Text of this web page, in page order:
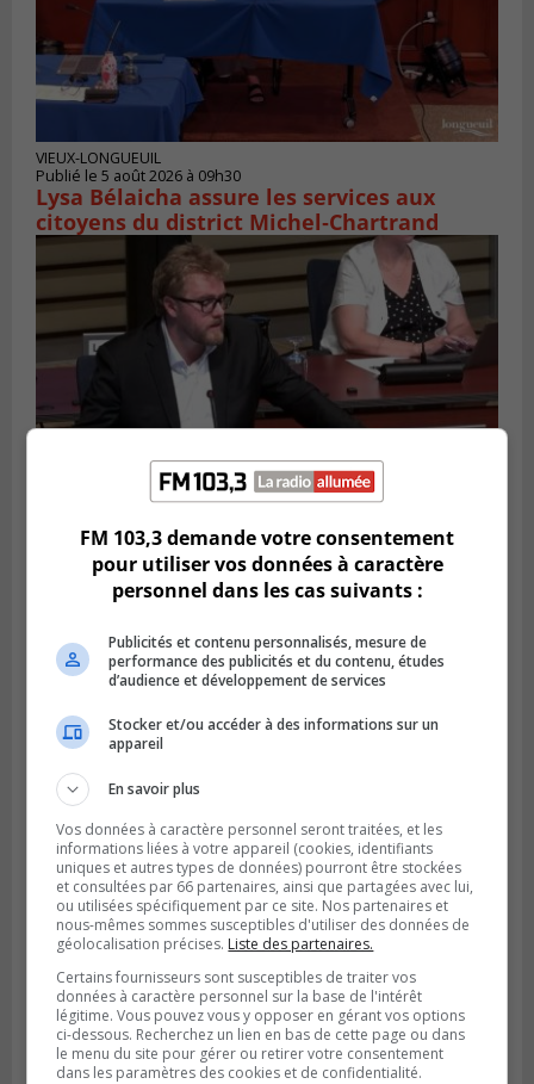
VIEUX-LONGUEUIL
Publié le 5 août 2026 à 09h30
Lysa Bélaicha assure les services aux
citoyens du district Michel‑Chartrand
LONGUEUIL
Publié le 4 août 2026 à 08h28
Longueuil demande de reporter une
élection partielle
VIEUX-LONGUEUIL
Publié le 3 août 2026 à 14h47
Le Livre bleu rassemble 200 curieux à
Longueuil
FM 103,3 demande votre consentement
pour utiliser vos données à caractère
personnel dans les cas suivants :
Publicités et contenu personnalisés, mesure de
performance des publicités et du contenu, études
d’audience et développement de services
Stocker et/ou accéder à des informations sur un
appareil
En savoir plus
Vos données à caractère personnel seront traitées, et les
informations liées à votre appareil (cookies, identifiants
uniques et autres types de données) pourront être stockées
et consultées par 66 partenaires, ainsi que partagées avec lui,
ou utilisées spécifiquement par ce site. Nos partenaires et
nous-mêmes sommes susceptibles d'utiliser des données de
géolocalisation précises. Liste des partenaires.
Certains fournisseurs sont susceptibles de traiter vos
données à caractère personnel sur la base de l'intérêt
légitime. Vous pouvez vous y opposer en gérant vos options
ci-dessous. Recherchez un lien en bas de cette page ou dans
le menu du site pour gérer ou retirer votre consentement
dans les paramètres des cookies et de confidentialité.